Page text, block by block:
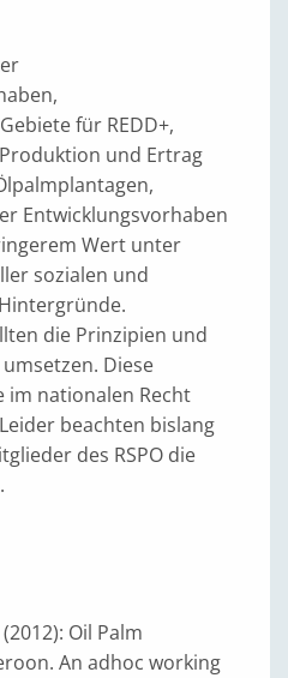
für REDD+,
und Ertrag
Entwicklungsvorhaben
Wert unter
sozialen und
die Prinzipien und
Diese
nationalen Recht
beachten bislang
des RSPO die
Oil Palm
An adhoc working